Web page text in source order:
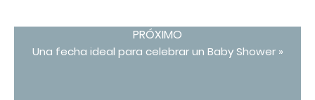
PRÓXIMO
Una fecha ideal para celebrar un Baby Shower »